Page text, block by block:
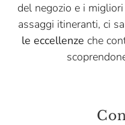
del negozio e i
assaggi itineranti, ci
le eccellenze che